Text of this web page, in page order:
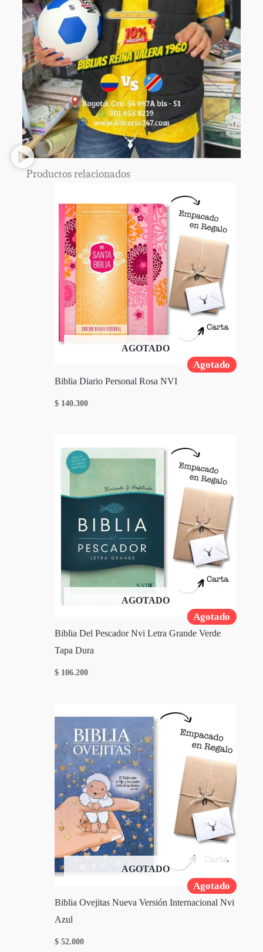
Productos relacionados
Agotado
AGOTADO
Biblia Diario Personal Rosa NVI
$ 140.300
Agotado
AGOTADO
Biblia Del Pescador Nvi Letra Grande Verde
Tapa Dura
$ 106.200
Agotado
AGOTADO
Biblia Ovejitas Nueva Versión Internacional Nvi
Azul
$ 52.000